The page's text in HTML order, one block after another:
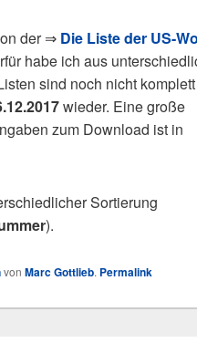
der ⇒ Die Liste der US-
habe ich aus
sind noch nicht
wieder. Eine große
zum Download ist in
Sortierung
).
von Marc Gottlieb. Permalink